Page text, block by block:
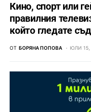
Кино, спорт или
правилния
който гледате
ОТ БОРЯНА ПОПОВА ЮЛИ 15,